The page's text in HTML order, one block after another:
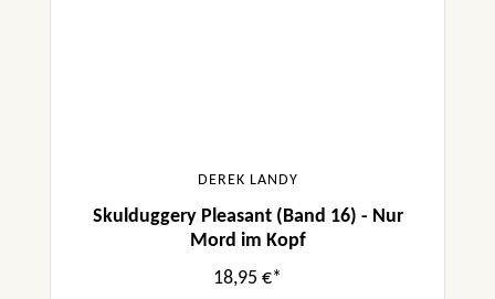
DEREK LANDY
Skulduggery Pleasant (Band 16) - Nur
Mord im Kopf
18,95 €*